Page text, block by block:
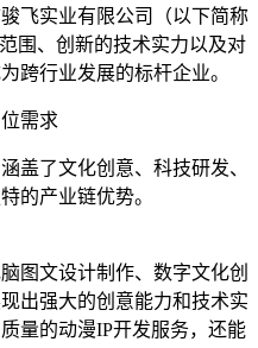
飞实业有限公司（以下简称
围、创新的技术实力以及对
跨行业发展的标杆企业。
需求
盖了文化创意、科技研发、
的产业链优势。
图文设计制作、数字文化创
出强大的创意能力和技术实
量的动漫IP开发服务，还能